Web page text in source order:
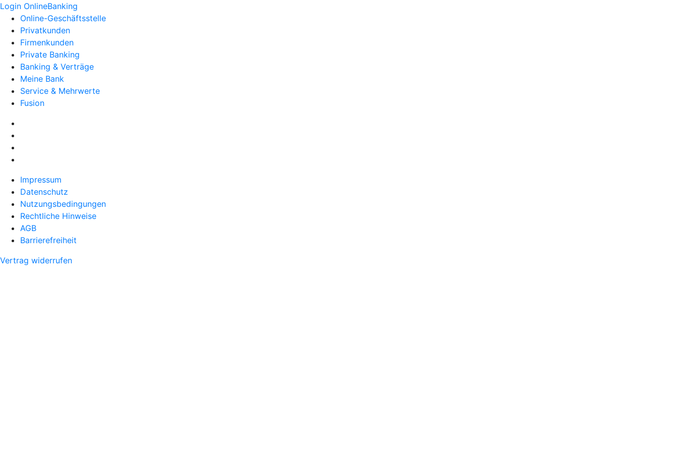
Login OnlineBanking
Online-Geschäftsstelle
Privatkunden
Firmenkunden
Private Banking
Banking & Verträge
Meine Bank
Service & Mehrwerte
Fusion
Impressum
Datenschutz
Nutzungsbedingungen
Rechtliche Hinweise
AGB
Barrierefreiheit
Vertrag widerrufen